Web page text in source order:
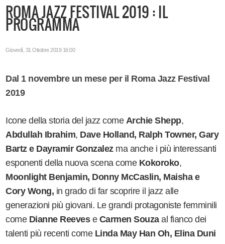
ROMA JAZZ FESTIVAL 2019 : IL
PROGRAMMA
Giovedì, 31 Ottobre 2019 16:00
Dal 1 novembre un mese per il Roma Jazz Festival
2019
Icone della storia del jazz come Archie Shepp,
Abdullah Ibrahim, Dave Holland, Ralph Towner, Gary
Bartz e Dayramir Gonzalezma anche i più interessanti
esponenti della nuova scena come Kokoroko,
Moonlight Benjamin, Donny McCaslin, Maisha e
Cory Wong, in grado di far scoprire il jazz alle
generazioni più giovani. Le grandi protagoniste femminili
come Dianne Reevese Carmen Souzaal fianco dei
talenti più recenti come Linda May Han Oh, Elina Duni